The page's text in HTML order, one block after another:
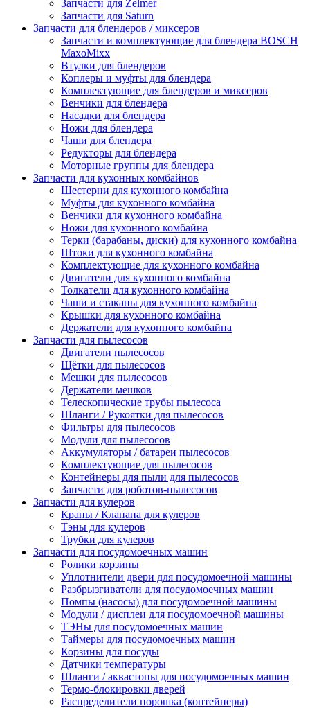
Запчасти для Zelmer
Запчасти для Saturn
Запчасти для блендеров / миксеров
Запчасти и комплектующие для блендера BOSCH
MaxoMixx
Втулки для блендеров
Коплеры и муфты для блендера
Комплектующие для блендеров и миксеров
Венчики для блендера
Насадки для блендера
Ножи для блендера
Чаши для блендера
Редукторы для блендера
Моторные группы для блендера
Запчасти для кухонных комбайнов
Шестерни для кухонного комбайна
Муфты для кухонного комбайна
Венчики для кухонного комбайна
Ножи для кухонного комбайна
Терки (барабаны, диски) для кухонного комбайна
Штоки для кухонного комбайна
Комплектующие для кухонного комбайна
Двигатели для кухонного комбайна
Толкатели для кухонного комбайна
Чаши и стаканы для кухонного комбайна
Крышки для кухонного комбайна
Держатели для кухонного комбайна
Запчасти для пылесосов
Двигатели пылесосов
Щётки для пылесосов
Мешки для пылесосов
Держатели мешков
Телескопические трубы пылесоса
Шланги / Рукоятки для пылесосов
Фильтры для пылесосов
Модули для пылесосов
Аккумуляторы / батареи пылесосов
Комплектующие для пылесосов
Контейнеры для пыли для пылесосов
Запчасти для роботов-пылесосов
Запчасти для кулеров
Краны / Клапана для кулеров
Тэны для кулеров
Трубки для кулеров
Запчасти для посудомоечных машин
Ролики корзины
Уплотнители двери для посудомоечной машины
Разбрызгиватели для посудомоечных машин
Помпы (насосы) для посудомоечной машины
Модули / дисплеи для посудомоечной машины
ТЭНы для посудомоечных машин
Таймеры для посудомоечных машин
Корзины для посуды
Датчики температуры
Шланги / аквастопы для посудомоечных машин
Термо-блокировки дверей
Распределители порошка (контейнеры)